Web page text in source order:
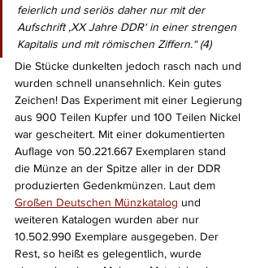
feierlich und seriös daher nur mit der
Aufschrift ‚XX Jahre DDR‘ in einer strengen
Kapitalis und mit römischen Ziffern.“ (4)
Die Stücke dunkelten jedoch rasch nach und
wurden schnell unansehnlich. Kein gutes
Zeichen! Das Experiment mit einer Legierung
aus 900 Teilen Kupfer und 100 Teilen Nickel
war gescheitert. Mit einer dokumentierten
Auflage von 50.221.667 Exemplaren stand
die Münze an der Spitze aller in der DDR
produzierten Gedenkmünzen. Laut dem
Großen Deutschen Münzkatalog und
weiteren Katalogen wurden aber nur
10.502.990 Exemplare ausgegeben. Der
Rest, so heißt es gelegentlich, wurde